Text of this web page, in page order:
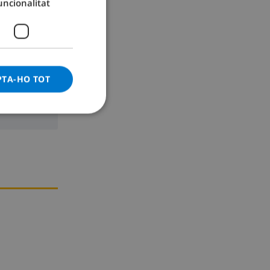
CATALAN
DANISH
HO TOT